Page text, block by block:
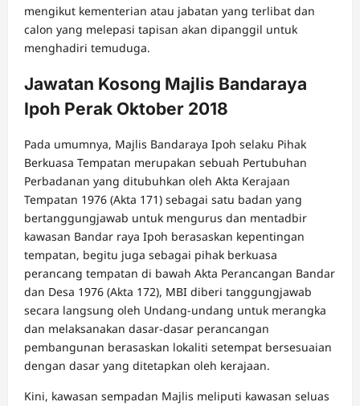
mengikut kementerian atau jabatan yang terlibat dan
calon yang melepasi tapisan akan dipanggil untuk
menghadiri temuduga.
Jawatan Kosong Majlis Bandaraya
Ipoh Perak Oktober 2018
Pada umumnya, Majlis Bandaraya Ipoh selaku Pihak
Berkuasa Tempatan merupakan sebuah Pertubuhan
Perbadanan yang ditubuhkan oleh Akta Kerajaan
Tempatan 1976 (Akta 171) sebagai satu badan yang
bertanggungjawab untuk mengurus dan mentadbir
kawasan Bandar raya Ipoh berasaskan kepentingan
tempatan, begitu juga sebagai pihak berkuasa
perancang tempatan di bawah Akta Perancangan Bandar
dan Desa 1976 (Akta 172), MBI diberi tanggungjawab
secara langsung oleh Undang-undang untuk merangka
dan melaksanakan dasar-dasar perancangan
pembangunan berasaskan lokaliti setempat bersesuaian
dengan dasar yang ditetapkan oleh kerajaan.
Kini, kawasan sempadan Majlis meliputi kawasan seluas